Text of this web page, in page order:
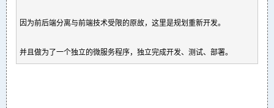
因为前后端分离与前端技术受限的原故，这里是规划重新开发。
并且做为了一个独立的微服务程序，独立完成开发、测试、部署。